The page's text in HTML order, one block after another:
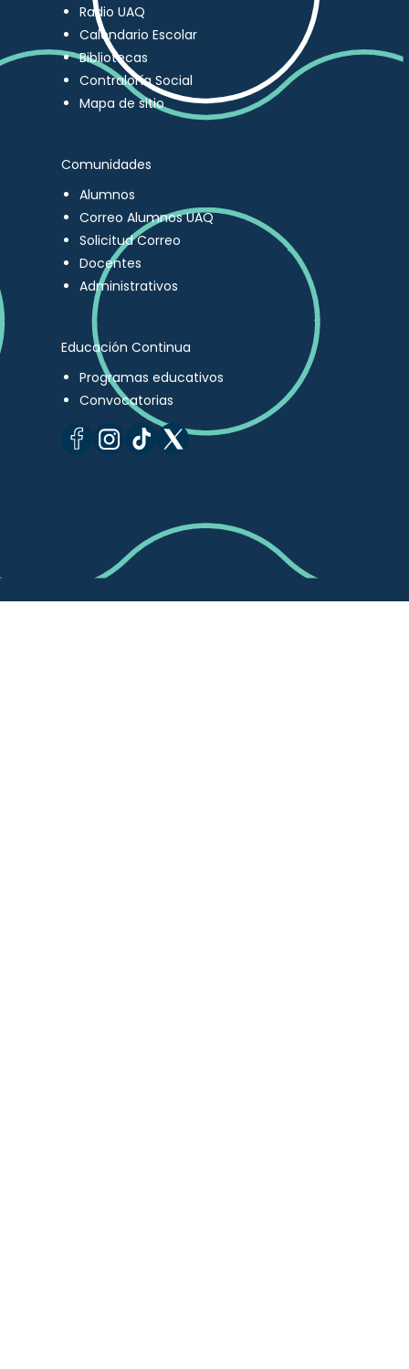
Radio UAQ
Calendario Escolar
Bibliotecas
Contraloría Social
Mapa de sitio
Comunidades
Alumnos
Correo Alumnos UAQ
Solicitud Correo
Docentes
Administrativos
Educación Continua
Programas educativos
Convocatorias